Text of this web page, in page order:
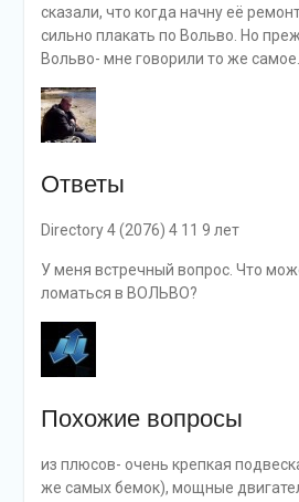
сказали, что когда начну её
сильно плакать по Вольво. Но
Вольво- мне говорили то же самое.
Ответы
Directory 4 (2076) 4 11 9 лет
У меня встречный вопрос. Что
ломаться в ВОЛЬВО?
Похожие вопросы
из плюсов- очень крепкая
же самых бемок), мощные